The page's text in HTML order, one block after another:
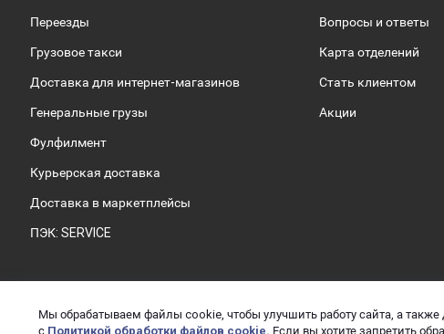
Мы обрабатываем файлы cookie, чтобы улучшить работу сайта, а
с Политикой обработки файлов cookie. Если вы хотите запретить
Переезды
Грузовое такси
Доставка для интернет-магазинов
Генеральные грузы
Фулфилмент
Курьерская доставка
Доставка в маркетплейсы
ПЭК: SERVICE
Вопросы и ответы
Карта отделений
Стать клиентом
Акции
2026 © ООО «ПЭК» О